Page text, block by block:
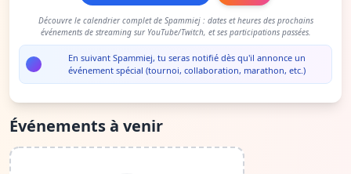
Découvre le calendrier complet de Spammiej : dates et heures des prochains
événements de streaming sur YouTube/Twitch, et ses participations passées.
En suivant Spammiej, tu seras notifié dès qu'il annonce un
événement spécial (tournoi, collaboration, marathon, etc.)
Événements à venir